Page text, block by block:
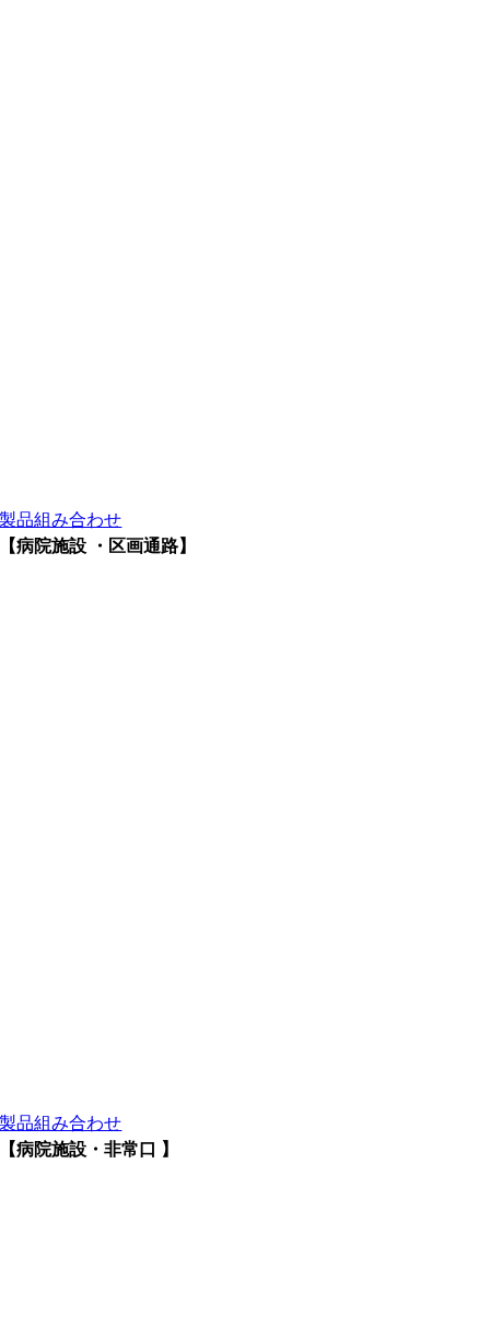
製品組み合わせ
【病院施設 ・区画通路】
製品組み合わせ
【病院施設・非常口 】